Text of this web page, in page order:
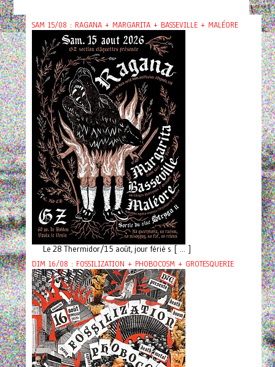
SAM 15/08 : RAGANA + MARGARITA + BASSEVILLE + MALÉORE
Le 28 Thermidor/15 août, jour férié s [ ... ]
DIM 16/08 : FOSSILIZATION + PHOBOCOSM + GROTESQUERIE